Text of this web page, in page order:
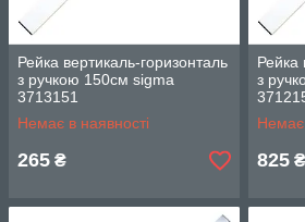
Рейка вертикаль-горизонталь
з ручкою 150см sigma
3713151
Немає в наявності
265 ₴
Рейка
з
Немає
825 ₴